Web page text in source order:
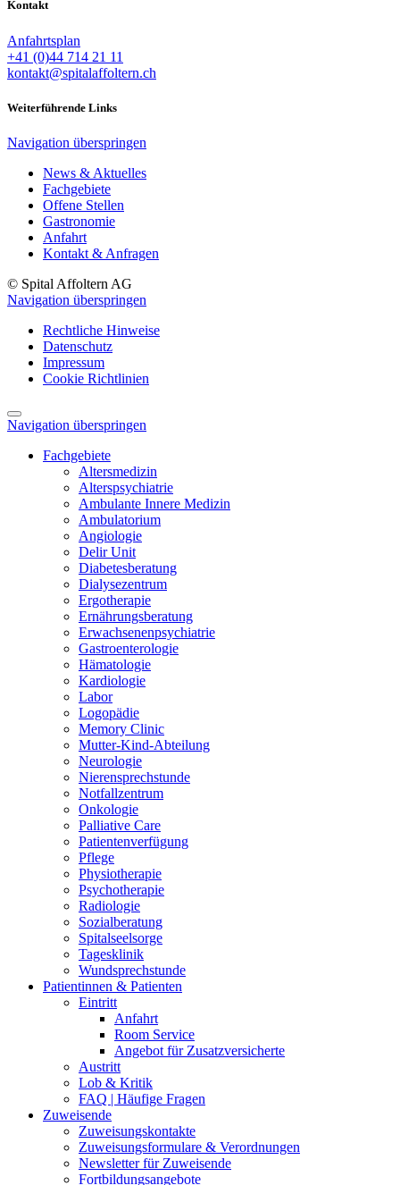
Kontakt
Anfahrtsplan
+41 (0)44 714 21 11
kontakt@spitalaffoltern.ch
Weiterführende Links
Navigation überspringen
News & Aktuelles
Fachgebiete
Offene Stellen
Gastronomie
Anfahrt
Kontakt & Anfragen
© Spital Affoltern AG
Navigation überspringen
Rechtliche Hinweise
Datenschutz
Impressum
Cookie Richtlinien
Navigation überspringen
Fachgebiete
Altersmedizin
Alterspsychiatrie
Ambulante Innere Medizin
Ambulatorium
Angiologie
Delir Unit
Diabetesberatung
Dialysezentrum
Ergotherapie
Ernährungsberatung
Erwachsenenpsychiatrie
Gastroenterologie
Hämatologie
Kardiologie
Labor
Logopädie
Memory Clinic
Mutter-Kind-Abteilung
Neurologie
Nierensprechstunde
Notfallzentrum
Onkologie
Palliative Care
Patientenverfügung
Pflege
Physiotherapie
Psychotherapie
Radiologie
Sozialberatung
Spitalseelsorge
Tagesklinik
Wundsprechstunde
Patientinnen & Patienten
Eintritt
Anfahrt
Room Service
Angebot für Zusatzversicherte
Austritt
Lob & Kritik
FAQ | Häufige Fragen
Zuweisende
Zuweisungskontakte
Zuweisungsformulare & Verordnungen
Newsletter für Zuweisende
Fortbildungsangebote